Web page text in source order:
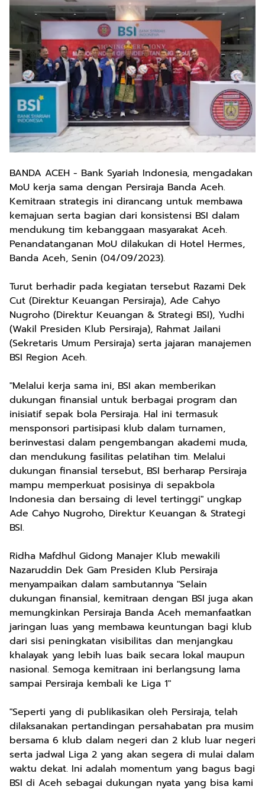
BANDA ACEH - Bank Syariah Indonesia, mengadakan
MoU kerja sama dengan Persiraja Banda Aceh.
Kemitraan strategis ini dirancang untuk membawa
kemajuan serta bagian dari konsistensi BSI dalam
mendukung tim kebanggaan masyarakat Aceh.
Penandatanganan MoU dilakukan di Hotel Hermes,
Banda Aceh, Senin (04/09/2023).
Turut berhadir pada kegiatan tersebut Razami Dek
Cut (Direktur Keuangan Persiraja), Ade Cahyo
Nugroho (Direktur Keuangan & Strategi BSI), Yudhi
(Wakil Presiden Klub Persiraja), Rahmat Jailani
(Sekretaris Umum Persiraja) serta jajaran manajemen
BSI Region Aceh.
"Melalui kerja sama ini, BSI akan memberikan
dukungan finansial untuk berbagai program dan
inisiatif sepak bola Persiraja. Hal ini termasuk
mensponsori partisipasi klub dalam turnamen,
berinvestasi dalam pengembangan akademi muda,
dan mendukung fasilitas pelatihan tim. Melalui
dukungan finansial tersebut, BSI berharap Persiraja
mampu memperkuat posisinya di sepakbola
Indonesia dan bersaing di level tertinggi" ungkap
Ade Cahyo Nugroho, Direktur Keuangan & Strategi
BSI.
Ridha Mafdhul Gidong Manajer Klub mewakili
Nazaruddin Dek Gam Presiden Klub Persiraja
menyampaikan dalam sambutannya "Selain
dukungan finansial, kemitraan dengan BSI juga akan
memungkinkan Persiraja Banda Aceh memanfaatkan
jaringan luas yang membawa keuntungan bagi klub
dari sisi peningkatan visibilitas dan menjangkau
khalayak yang lebih luas baik secara lokal maupun
nasional. Semoga kemitraan ini berlangsung lama
sampai Persiraja kembali ke Liga 1"
"Seperti yang di publikasikan oleh Persiraja, telah
dilaksanakan pertandingan persahabatan pra musim
bersama 6 klub dalam negeri dan 2 klub luar negeri
serta jadwal Liga 2 yang akan segera di mulai dalam
waktu dekat. Ini adalah momentum yang bagus bagi
BSI di Aceh sebagai dukungan nyata yang bisa kami